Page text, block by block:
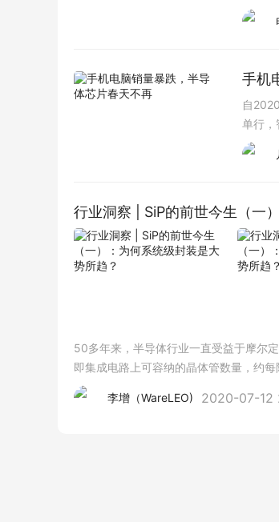
是能
手机
自
单行，
智能
行业洞察 | SiP的前世今生（一
50多年来，半导体行业一直受益于摩尔
即集成电路上可容纳的晶体管数量，约
层次的经济主张是：每一代工艺将同一
的工艺愈发复杂，加之建造一个工厂的
李增（WareLEO) 2020-07-12